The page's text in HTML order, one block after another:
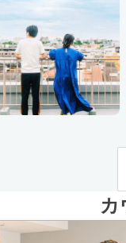
カ